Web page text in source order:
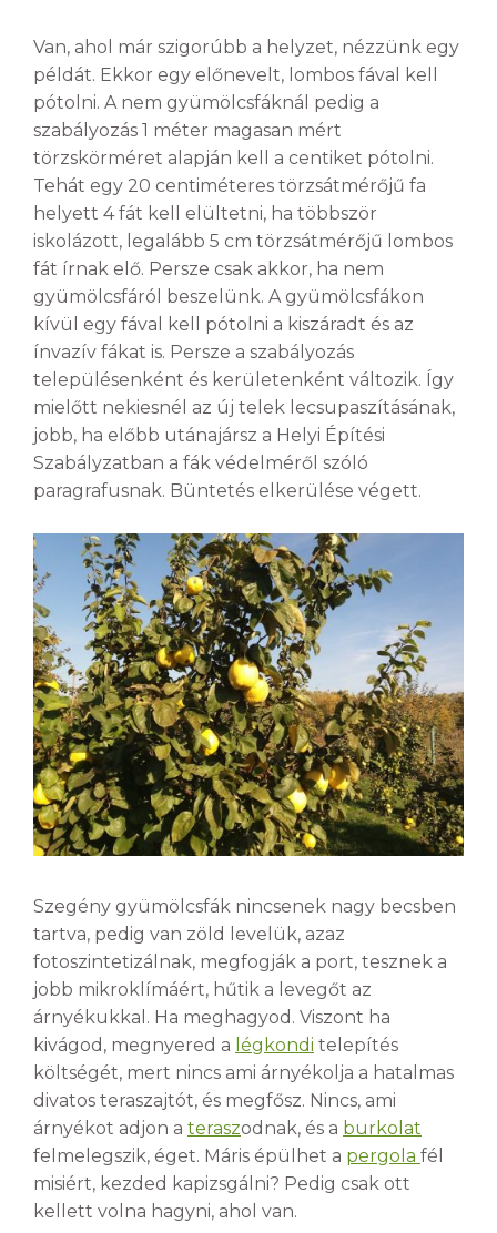
Van, ahol már szigorúbb a helyzet, nézzünk egy
példát. Ekkor egy előnevelt, lombos fával kell
pótolni. A nem gyümölcsfáknál pedig a
szabályozás 1 méter magasan mért
törzskörméret alapján kell a centiket pótolni.
Tehát egy 20 centiméteres törzsátmérőjű fa
helyett 4 fát kell elültetni, ha többször
iskolázott, legalább 5 cm törzsátmérőjű lombos
fát írnak elő. Persze csak akkor, ha nem
gyümölcsfáról beszelünk. A gyümölcsfákon
kívül egy fával kell pótolni a kiszáradt és az
ínvazív fákat is. Persze a szabályozás
településenként és kerületenként változik. Így
mielőtt nekiesnél az új telek lecsupaszításának,
jobb, ha előbb utánajársz a Helyi Építési
Szabályzatban a fák védelméről szóló
paragrafusnak. Büntetés elkerülése végett.
Szegény gyümölcsfák nincsenek nagy becsben
tartva, pedig van zöld levelük, azaz
fotoszintetizálnak, megfogják a port, tesznek a
jobb mikroklímáért, hűtik a levegőt az
árnyékukkal. Ha meghagyod. Viszont ha
kivágod, megnyered a légkondi telepítés
költségét, mert nincs ami árnyékolja a hatalmas
divatos teraszajtót, és megfősz. Nincs, ami
árnyékot adjon a teraszodnak, és a burkolat
felmelegszik, éget. Máris épülhet a pergola fél
misiért, kezded kapizsgálni? Pedig csak ott
kellett volna hagyni, ahol van.